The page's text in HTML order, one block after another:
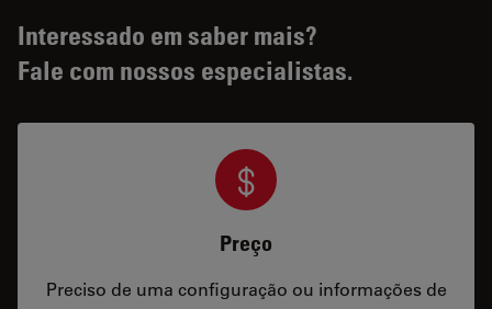
Interessado em saber mais?
Fale com nossos especialistas.
Preço
Preciso de uma configuração ou informações de